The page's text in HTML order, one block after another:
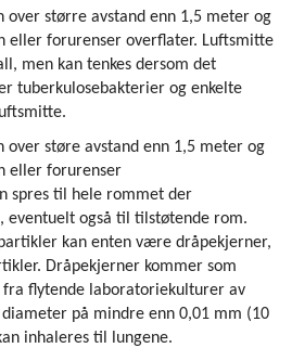
over større avstand enn 1,5 meter og
eller forurenser overflater. Luftsmitte
men kan tenkes dersom det
tuberkulosebakterier og enkelte
over støre avstand enn 1,5 meter og
eller forurenser
spres til hele rommet der
eventuelt også til tilstøtende rom.
kan enten være dråpekjerner,
Dråpekjerner kommer som
flytende laboratoriekulturer av
på mindre enn 0,01 mm (10
inhaleres til lungene.